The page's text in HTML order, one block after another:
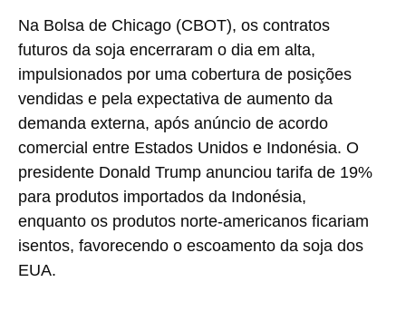
Na Bolsa de Chicago (CBOT), os contratos
futuros da soja encerraram o dia em alta,
impulsionados por uma cobertura de posições
vendidas e pela expectativa de aumento da
demanda externa, após anúncio de acordo
comercial entre Estados Unidos e Indonésia. O
presidente Donald Trump anunciou tarifa de 19%
para produtos importados da Indonésia,
enquanto os produtos norte-americanos ficariam
isentos, favorecendo o escoamento da soja dos
EUA.